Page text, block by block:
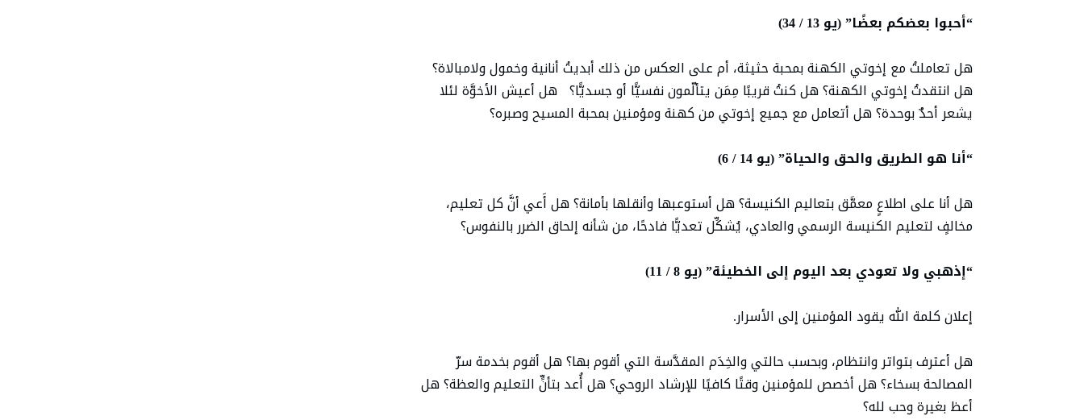
“أحبوا بعضكم بعضًا” (يو 13 / 34)
هل تعاملتُ مع إخوتي الكهنة بمحبة حثيثة، أم على العكس من ذلك أبديتُ أنانية وخمول ولامبالاة؟
هل انتقدتُ إخوتي الكهنة؟ هل كنتُ قريبًا مِمَن يتألّمون نفسيًّا أو جسديًّا؟ هل أعيش الأخوَّة لئلا
يشعر أحدٌ بوحدة؟ هل أتعامل مع جميع إخوتي من كهنة ومؤمنين بمحبة المسيح وصبره؟
“أنا هو الطريق والحق والحياة” (يو 14 / 6)
هل أنا على اطلاعٍ معمَّق بتعاليم الكنيسة؟ هل أستوعبها وأنقلها بأمانة؟ هل أَعي أنَّ كل تعليم،
مخالفٍ لتعليم الكنيسة الرسمي والعادي، يُشكِّل تعديًّا فادحًا، من شأنه إلحاق الضرر بالنفوس؟
“إذهبي ولا تعودي بعد اليوم إلى الخطيئة” (يو 8 / 11)
إعلان كلمة الله يقود المؤمنين إلى الأسرار.
هل أعترف بتواتر وانتظام، وبحسب حالتي والخِدَم المقدَّسة التي أقوم بها؟ هل أقوم بخدمة سرّ
المصالحة بسخاء؟ هل أخصص للمؤمنين وقتًا كافيًا للإرشاد الروحي؟ هل أُعد بتأنٍّ التعليم والعظة؟ هل
أعظ بغيرة وحب لله؟